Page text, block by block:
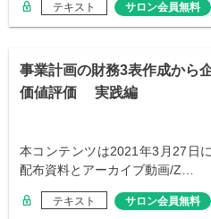
テキスト サロン会員無料
事業計画の財務3表作成から
価値評価 実践編
本コンテンツは2021年3月27日
配布資料とアーカイブ動画/Z…
テキスト サロン会員無料